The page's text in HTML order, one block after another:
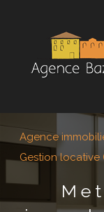
Agence
Gestion locative